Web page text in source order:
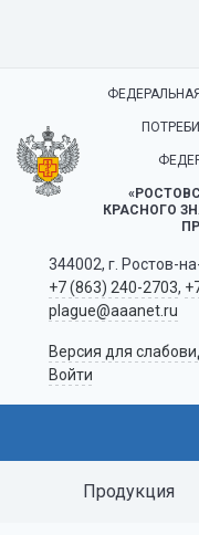
КРАСНОГО
344002, г. Ростов-
+7 (863) 240-2703,
plague@aaanet.ru
Версия для
Войти
Продукция